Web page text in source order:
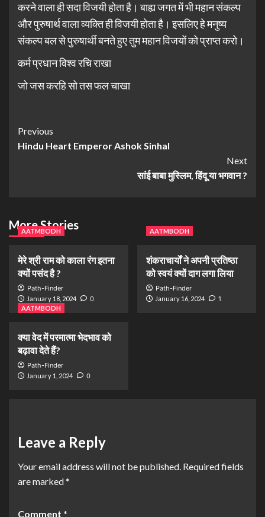
करने वाला ही सदा विजयी होता है। बाह्य जगत में भी महान संकल्प
और पुरुषार्थ वाला व्यक्ति ही विजयी होता है। इसलिए हे मनुष्य
संकल्प बल से पुरुषार्थी बनते हुए तुम महान विजयों को प्राप्त करो।
कर्म प्रधान विश्व रचि राखा
जो जस करहि सो तस फल चाखा
Previous
Hindu Heart Emperor Ashok Sinhal
Next
सांई बाबा मुस्लिम, हिंदू या भगवान ?
More Stories
AATMBODH
मेरे श्री राम को काला रंग इतना
क्यों पसंद है ?
Path-Finder
January 18, 2024 0
AATMBODH
शंकराचार्यों ने अपनी प्रतिष्ठा
को स्वयं क्यों दाग लगा लिया
Path-Finder
January 16, 2024 1
AATMBODH
क्या वेद में परमात्मा भेदभाव को
बढ़ावा देते हैं?
Path-Finder
January 1, 2024 0
Leave a Reply
Your email address will not be published. Required fields
are marked*
Comment *